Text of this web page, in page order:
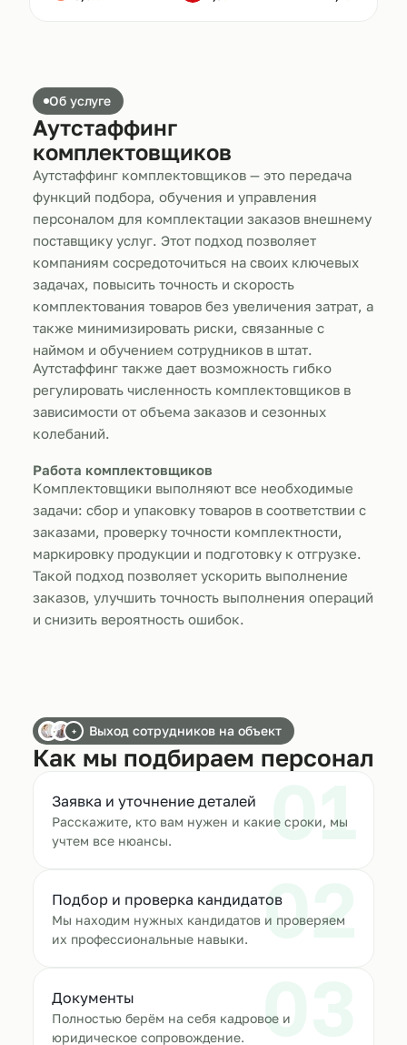
Об услуге
Аутстаффинг
комплектовщиков
Аутстаффинг комплектовщиков — это передача
функций подбора, обучения и управления
персоналом для комплектации заказов внешнему
поставщику услуг. Этот подход позволяет
компаниям сосредоточиться на своих ключевых
задачах, повысить точность и скорость
комплектования товаров без увеличения затрат, а
также минимизировать риски, связанные с
наймом и обучением сотрудников в штат.
Аутстаффинг также дает возможность гибко
регулировать численность комплектовщиков в
зависимости от объема заказов и сезонных
колебаний.
Работа комплектовщиков
Комплектовщики выполняют все необходимые
задачи: сбор и упаковку товаров в соответствии с
заказами, проверку точности комплектности,
маркировку продукции и подготовку к отгрузке.
Такой подход позволяет ускорить выполнение
заказов, улучшить точность выполнения операций
и снизить вероятность ошибок.
+ Выход сотрудников на объект
Как мы подбираем персонал
01
Заявка и уточнение деталей
Расскажите, кто вам нужен и какие сроки, мы
учтем все нюансы.
02
Подбор и проверка кандидатов
Мы находим нужных кандидатов и проверяем
их профессиональные навыки.
03
Документы
Полностью берём на себя кадровое и
юридическое сопровождение.